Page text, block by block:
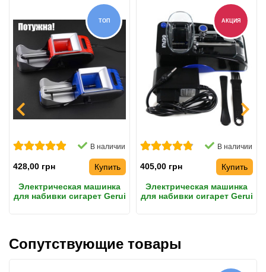
ТОП
В наличии
428,00 грн Купить
Электрическая машинка
для набивки сигарет Gerui
АКЦИЯ
В наличии
405,00 грн Купить
Электрическая машинка
для набивки сигарет Gerui
Сопутствующие товары